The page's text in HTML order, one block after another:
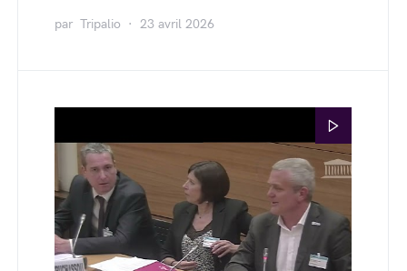
par Tripalio 23 avril 2026